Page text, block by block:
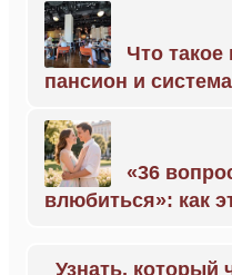
Что
пансион и
«36
влюбиться»: как
Узнать, который